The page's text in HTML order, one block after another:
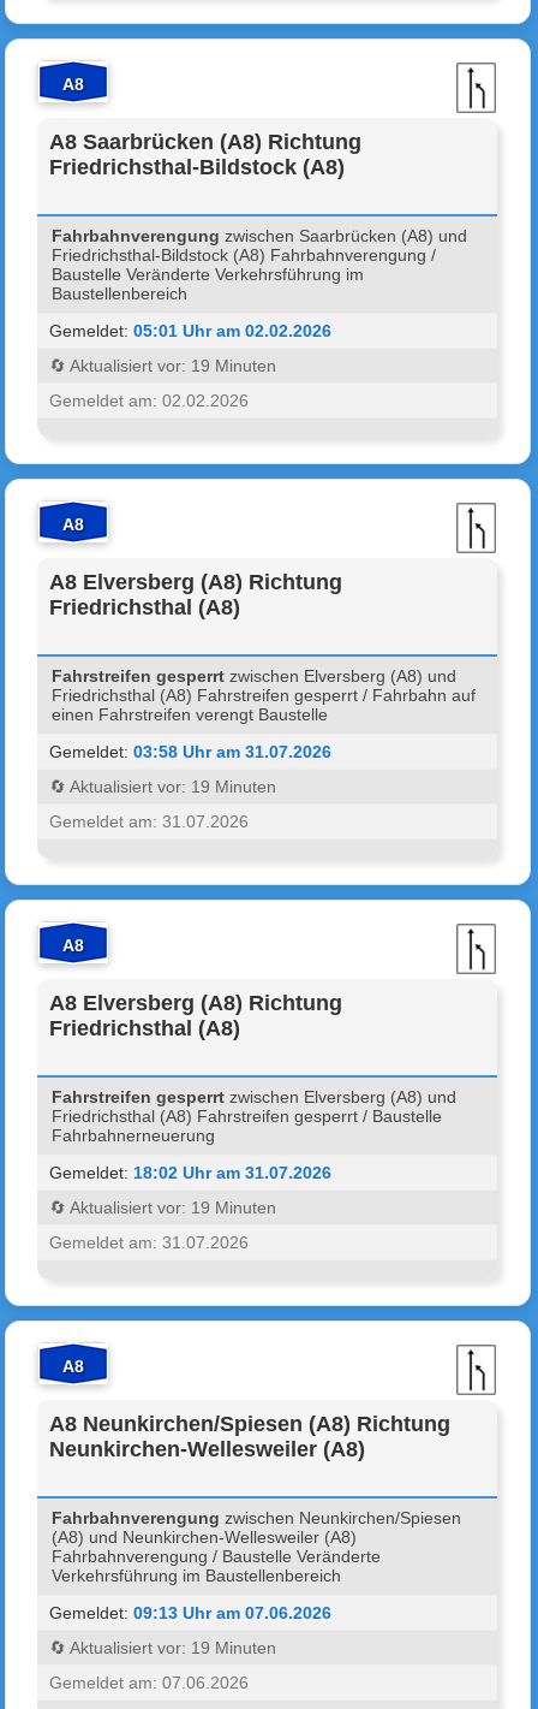
A8
A8 Saarbrücken (A8) Richtung
Friedrichsthal-Bildstock (A8)
Fahrbahnverengung zwischen Saarbrücken (A8) und
Friedrichsthal-Bildstock (A8) Fahrbahnverengung /
Baustelle Veränderte Verkehrsführung im
Baustellenbereich
Gemeldet:05:01 Uhr am 02.02.2026
🔄 Aktualisiert vor: 19 Minuten
Gemeldet am: 02.02.2026
A8
A8 Elversberg (A8) Richtung
Friedrichsthal (A8)
Fahrstreifen gesperrt zwischen Elversberg (A8) und
Friedrichsthal (A8) Fahrstreifen gesperrt / Fahrbahn auf
einen Fahrstreifen verengt Baustelle
Gemeldet:03:58 Uhr am 31.07.2026
🔄 Aktualisiert vor: 19 Minuten
Gemeldet am: 31.07.2026
A8
A8 Elversberg (A8) Richtung
Friedrichsthal (A8)
Fahrstreifen gesperrt zwischen Elversberg (A8) und
Friedrichsthal (A8) Fahrstreifen gesperrt / Baustelle
Fahrbahnerneuerung
Gemeldet: 18:02 Uhr am 31.07.2026
🔄 Aktualisiert vor: 19 Minuten
Gemeldet am: 31.07.2026
A8
A8 Neunkirchen/Spiesen (A8) Richtung
Neunkirchen-Wellesweiler (A8)
Fahrbahnverengung zwischen Neunkirchen/Spiesen
(A8) und Neunkirchen-Wellesweiler (A8)
Fahrbahnverengung / Baustelle Veränderte
Verkehrsführung im Baustellenbereich
Gemeldet:09:13 Uhr am 07.06.2026
🔄 Aktualisiert vor: 19 Minuten
Gemeldet am: 07.06.2026